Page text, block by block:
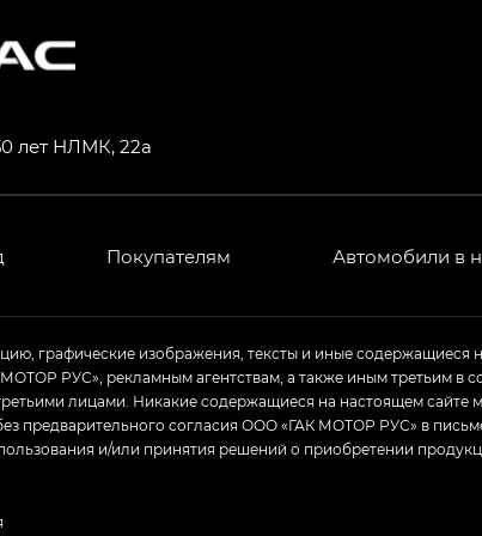
лет НЛМК, 22а
Покупателям Автомобили в
графические изображения, тексты и иные
РУС», рекламным агентствам, а также иным третьим
лицами. Никакие содержащиеся на настоящем сайте
предварительного согласия ООО «ГАК МОТОР РУС» в
и/или принятия решений о приобретении